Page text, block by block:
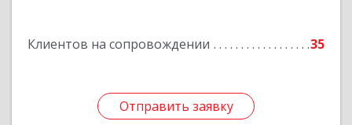
Клиентов на сопровождении 35
Отправить заявку
Отправить заявку